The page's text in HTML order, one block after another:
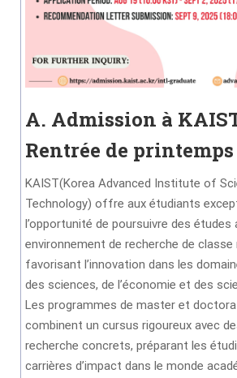
A. Admission à
Rentrée de printemps
KAIST(Korea Advanced Institute of
Technology) offre aux étudiants
l’opportunité de poursuivre des études
environnement de recherche de classe
favorisant l’innovation dans les
des sciences, de l’économie et des
Les programmes de master et
combinent un cursus rigoureux avec
recherche concrets, préparant les
carrières d’impact dans le monde